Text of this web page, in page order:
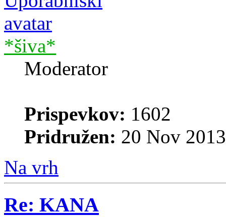
*šiva*
Moderator
Prispevkov: 1602
Pridružen: 20 Nov
Na vrh
Re: KANA